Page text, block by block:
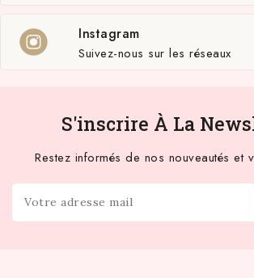
Instagram
Suivez-nous sur les réseaux
S'inscrire À La
Restez informés de nos nouveautés et